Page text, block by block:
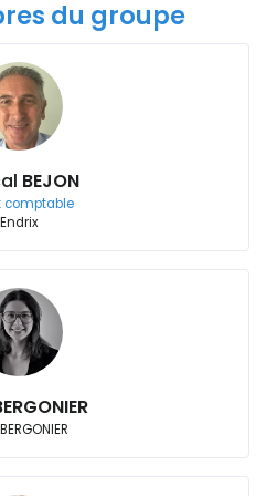
du groupe
BEJON
comptable
Endrix